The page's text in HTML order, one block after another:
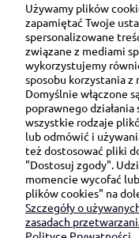
Ul.
Używamy plików
zapamiętać Twoje
spersonalizowane
związane z mediami
wykorzystujemy
sposobu korzystania
Domyślnie włączone
poprawnego
wszystkie rodzaje
lub odmówić i
też dostosować pliki
"Dostosuj zgody".
momencie wycofać
plików cookies" na
Szczegóły o
zasadach